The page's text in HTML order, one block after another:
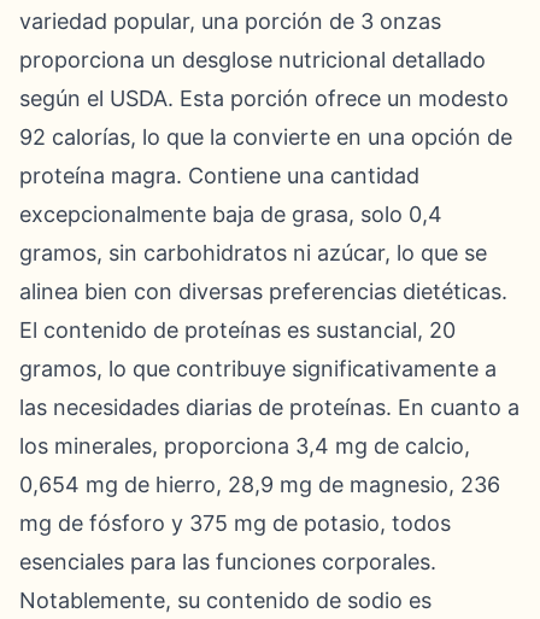
variedad popular, una porción de 3 onzas
proporciona un desglose nutricional detallado
según el USDA. Esta porción ofrece un modesto
92 calorías, lo que la convierte en una opción de
proteína magra. Contiene una cantidad
excepcionalmente baja de grasa, solo 0,4
gramos, sin carbohidratos ni azúcar, lo que se
alinea bien con diversas preferencias dietéticas.
El contenido de proteínas es sustancial, 20
gramos, lo que contribuye significativamente a
las necesidades diarias de proteínas. En cuanto a
los minerales, proporciona 3,4 mg de calcio,
0,654 mg de hierro, 28,9 mg de magnesio, 236
mg de fósforo y 375 mg de potasio, todos
esenciales para las funciones corporales.
Notablemente, su contenido de sodio es